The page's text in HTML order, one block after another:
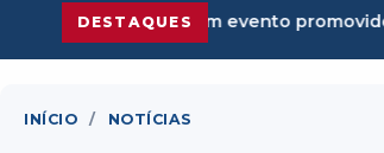
DESTAQUES
em evento promovido pelo
INÍCIO / NOTÍCIAS